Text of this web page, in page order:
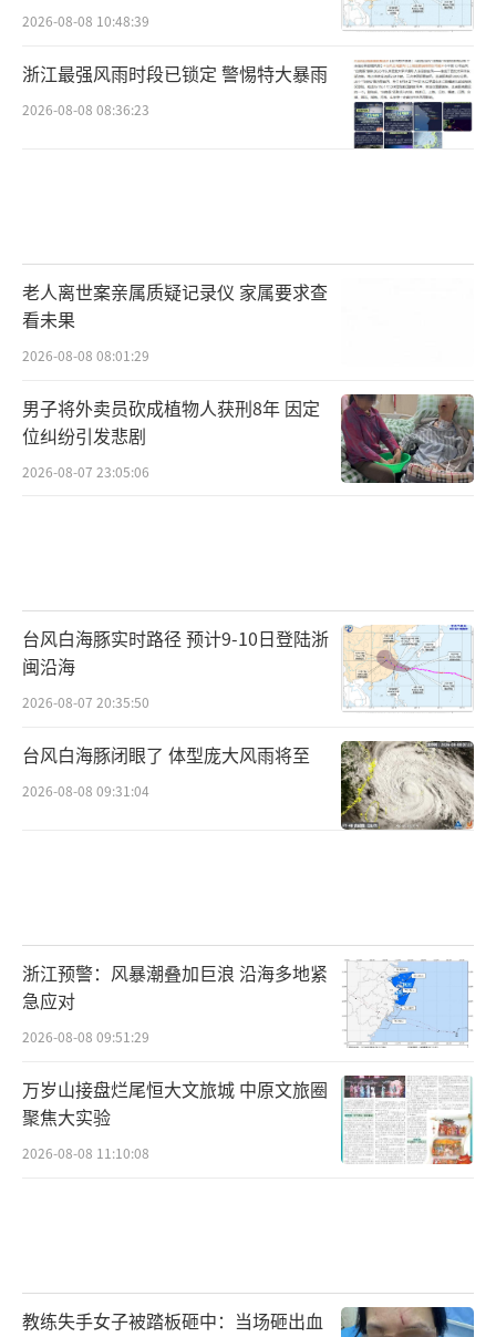
2026-08-08 10:48:39
浙江最强风雨时段已锁定 警惕特大暴雨
2026-08-08 08:36:23
老人离世案亲属质疑记录仪 家属要求查
看未果
2026-08-08 08:01:29
男子将外卖员砍成植物人获刑8年 因定
位纠纷引发悲剧
2026-08-07 23:05:06
台风白海豚实时路径 预计9-10日登陆浙
闽沿海
2026-08-07 20:35:50
台风白海豚闭眼了 体型庞大风雨将至
2026-08-08 09:31:04
浙江预警：风暴潮叠加巨浪 沿海多地紧
急应对
2026-08-08 09:51:29
万岁山接盘烂尾恒大文旅城 中原文旅圈
聚焦大实验
2026-08-08 11:10:08
教练失手女子被踏板砸中：当场砸出血